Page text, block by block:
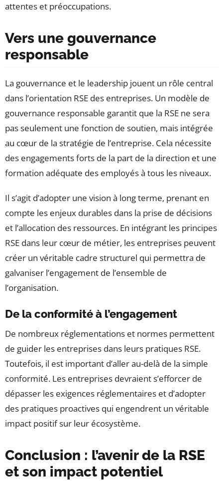
attentes et préoccupations.
Vers une gouvernance
responsable
La gouvernance et le leadership jouent un rôle central
dans l’orientation RSE des entreprises. Un modèle de
gouvernance responsable garantit que la RSE ne sera
pas seulement une fonction de soutien, mais intégrée
au cœur de la stratégie de l’entreprise. Cela nécessite
des engagements forts de la part de la direction et une
formation adéquate des employés à tous les niveaux.
Il s’agit d’adopter une vision à long terme, prenant en
compte les enjeux durables dans la prise de décisions
et l’allocation des ressources. En intégrant les principes
RSE dans leur cœur de métier, les entreprises peuvent
créer un véritable cadre structurel qui permettra de
galvaniser l’engagement de l’ensemble de
l’organisation.
De la conformité à l’engagement
De nombreux réglementations et normes permettent
de guider les entreprises dans leurs pratiques RSE.
Toutefois, il est important d’aller au-delà de la simple
conformité. Les entreprises devraient s’efforcer de
dépasser les exigences réglementaires et d’adopter
des pratiques proactives qui engendrent un véritable
impact positif sur leur écosystème.
Conclusion : l’avenir de la RSE
et son impact potentiel